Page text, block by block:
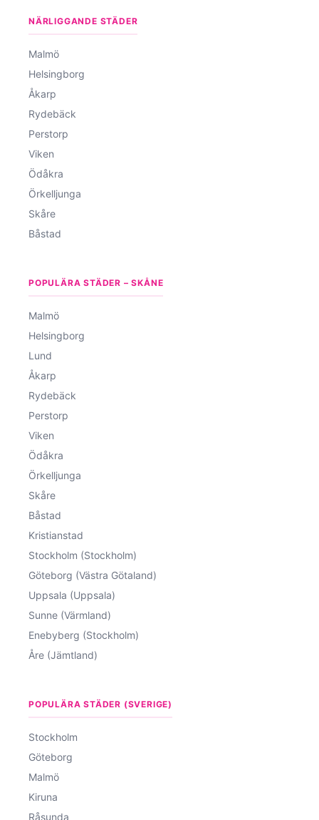
NÄRLIGGANDE STÄDER
Malmö
Helsingborg
Åkarp
Rydebäck
Perstorp
Viken
Ödåkra
Örkelljunga
Skåre
Båstad
POPULÄRA STÄDER – SKÅNE
Malmö
Helsingborg
Lund
Åkarp
Rydebäck
Perstorp
Viken
Ödåkra
Örkelljunga
Skåre
Båstad
Kristianstad
Stockholm (Stockholm)
Göteborg (Västra Götaland)
Uppsala (Uppsala)
Sunne (Värmland)
Enebyberg (Stockholm)
Åre (Jämtland)
POPULÄRA STÄDER (SVERIGE)
Stockholm
Göteborg
Malmö
Kiruna
Råsunda